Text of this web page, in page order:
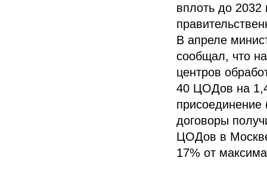
вплоть до 2032
В апреле
сообщал, что
центров
40 ЦОДов на
договоры
ЦОДов в
17% от